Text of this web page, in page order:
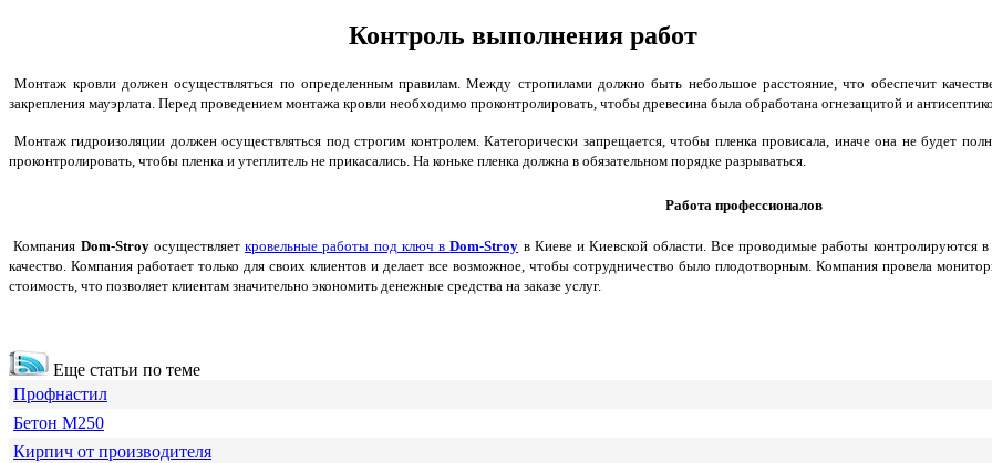
Контроль выполнения работ
Монтаж кровли должен осуществляться по определенным правилам. Между стропилами должно быть небольшое расстояние, что обеспечит
закрепления мауэрлата. Перед проведением монтажа кровли необходимо проконтролировать, чтобы древесина была обработана огнезащитой и
Монтаж гидроизоляции должен осуществляться под строгим контролем. Категорически запрещается, чтобы пленка провисала, иначе она не будет
проконтролировать, чтобы пленка и утеплитель не прикасались. На коньке пленка должна в обязательном порядке разрываться.
Работа профессионалов
Компания Dom-Stroyосуществляет кровельные работы под ключ вDom-Stroy в Киеве и Киевской области. Все проводимые работы контролируются
качество. Компания работает только для своих клиентов и делает все возможное, чтобы сотрудничество было плодотворным. Компания провела
стоимость, что позволяет клиентам значительно экономить денежные средства на заказе услуг.
Еще статьи по теме
Профнастил
Бетон М250
Кирпич от производителя